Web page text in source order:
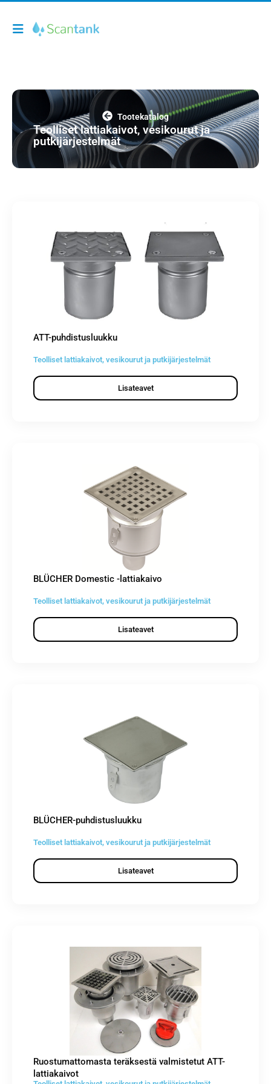
Tootekatalog
Teolliset lattiakaivot, vesikourut ja
putkijärjestelmät
ATT-puhdistusluukku
Teolliset lattiakaivot, vesikourut ja putkijärjestelmät
Lisateavet
BLÜCHER Domestic -lattiakaivo
Teolliset lattiakaivot, vesikourut ja putkijärjestelmät
Lisateavet
BLÜCHER-puhdistusluukku
Teolliset lattiakaivot, vesikourut ja putkijärjestelmät
Lisateavet
Ruostumattomasta teräksestä valmistetut ATT-
lattiakaivot